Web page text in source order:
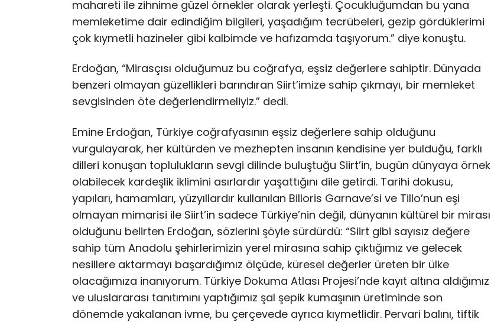
mahareti ile zihnime güzel örnekler olarak yerleşti. Çocukluğumdan bu yana
memleketime dair edindiğim bilgileri, yaşadığım tecrübeleri, gezip gördüklerimi
çok kıymetli hazineler gibi kalbimde ve hafızamda taşıyorum.” diye konuştu.
Erdoğan, “Mirasçısı olduğumuz bu coğrafya, eşsiz değerlere sahiptir. Dünyada
benzeri olmayan güzellikleri barındıran Siirt’imize sahip çıkmayı, bir memleket
sevgisinden öte değerlendirmeliyiz.” dedi.
Emine Erdoğan, Türkiye coğrafyasının eşsiz değerlere sahip olduğunu
vurgulayarak, her kültürden ve mezhepten insanın kendisine yer bulduğu, farklı
dilleri konuşan toplulukların sevgi dilinde buluştuğu Siirt’in, bugün dünyaya örnek
olabilecek kardeşlik iklimini asırlardır yaşattığını dile getirdi. Tarihi dokusu,
yapıları, hamamları, yüzyıllardır kullanılan Billoris Garnave’si ve Tillo’nun eşi
olmayan mimarisi ile Siirt’in sadece Türkiye’nin değil, dünyanın kültürel bir mirası
olduğunu belirten Erdoğan, sözlerini şöyle sürdürdü: “Siirt gibi sayısız değere
sahip tüm Anadolu şehirlerimizin yerel mirasına sahip çıktığımız ve gelecek
nesillere aktarmayı başardığımız ölçüde, küresel değerler üreten bir ülke
olacağımıza inanıyorum. Türkiye Dokuma Atlası Projesi’nde kayıt altına aldığımız
ve uluslararası tanıtımını yaptığımız şal şepik kumaşının üretiminde son
dönemde yakalanan ivme, bu çerçevede ayrıca kıymetlidir. Pervari balını, tiftik